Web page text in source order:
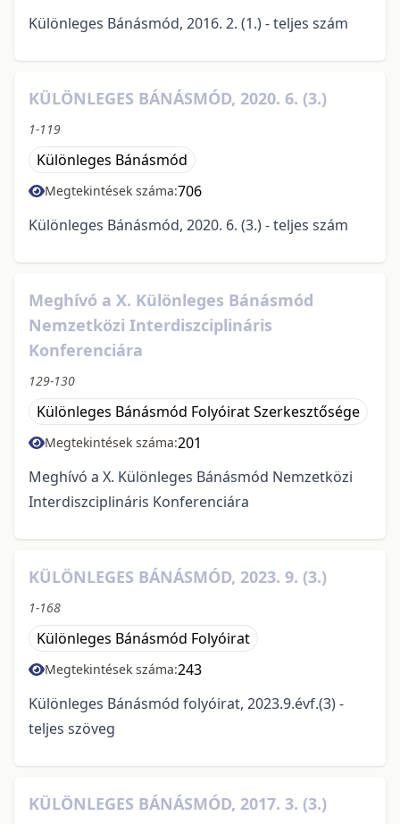
Különleges Bánásmód, 2016. 2. (1.) - teljes szám
KÜLÖNLEGES BÁNÁSMÓD, 2020. 6. (3.)
1-119
Különleges Bánásmód
Megtekintések száma:706
Különleges Bánásmód, 2020. 6. (3.) - teljes szám
Meghívó a X. Különleges Bánásmód
Nemzetközi Interdiszciplináris
Konferenciára
129-130
Különleges Bánásmód Folyóirat Szerkesztősége
Megtekintések száma:201
Meghívó a X. Különleges Bánásmód Nemzetközi
Interdiszciplináris Konferenciára
KÜLÖNLEGES BÁNÁSMÓD, 2023. 9. (3.)
1-168
Különleges Bánásmód Folyóirat
Megtekintések száma:243
Különleges Bánásmód folyóirat, 2023.9.évf.(3) -
teljes szöveg
KÜLÖNLEGES BÁNÁSMÓD, 2017. 3. (3.)